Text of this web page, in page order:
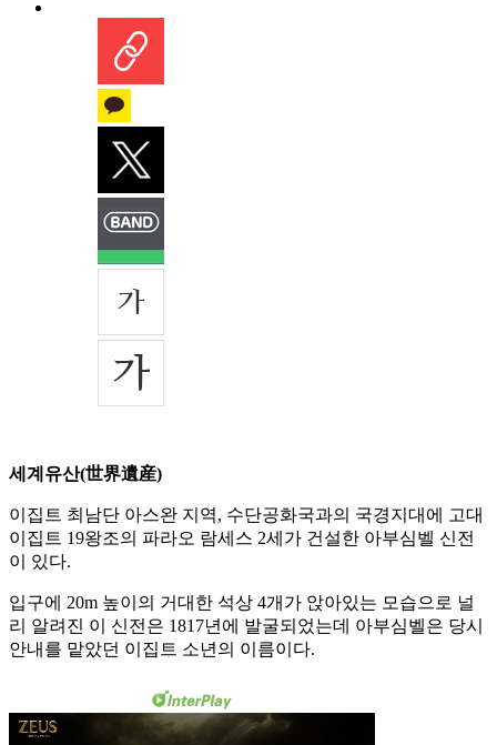
세계유산(世界遺産)
이집트 최남단 아스완 지역, 수단공화국과의 국경지대에 고대
이집트 19왕조의 파라오 람세스 2세가 건설한 아부심벨 신전
이 있다.
입구에 20m 높이의 거대한 석상 4개가 앉아있는 모습으로 널
리 알려진 이 신전은 1817년에 발굴되었는데 아부심벨은 당시
안내를 맡았던 이집트 소년의 이름이다.